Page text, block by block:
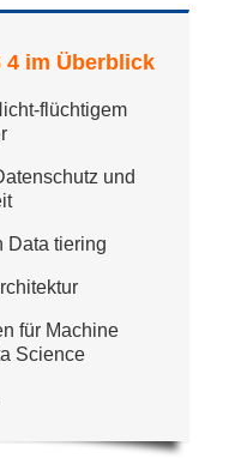
4 im Überblick
flüchtigem
und
Data tiering
für Machine
Science